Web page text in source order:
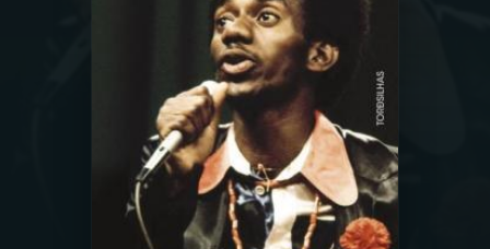
ÚLTIMAS
PRÊMIO RÁDIO MEC